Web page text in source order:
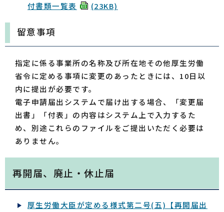
付書類一覧表
(23KB)
留意事項
指定に係る事業所の名称及び所在地その他厚生労働
省令に定める事項に変更のあったときには、10日以
内に提出が必要です。
電子申請届出システムで届け出する場合、「変更届
出書」「付表」の内容はシステム上で入力するた
め、別途これらのファイルをご提出いただく必要は
ありません。
再開届、廃止・休止届
厚生労働大臣が定める様式第二号(五)【再開届出